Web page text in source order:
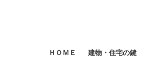
ＨＯＭＥ 建物・住宅の鍵